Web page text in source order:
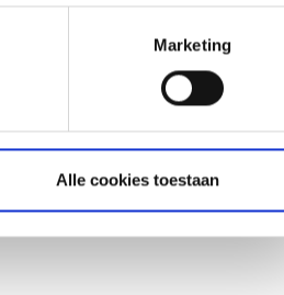
Marketing
Alle cookies toestaan